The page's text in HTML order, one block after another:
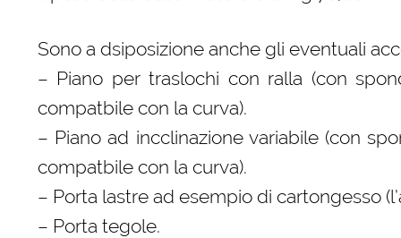
Sono a dsiposizione anche gli eventuali
– Piano per traslochi con ralla (con
compatbile con la curva).
– Piano ad incclinazione variabile (con
compatbile con la curva).
– Porta lastre ad esempio di cartongesso
– Porta tegole.